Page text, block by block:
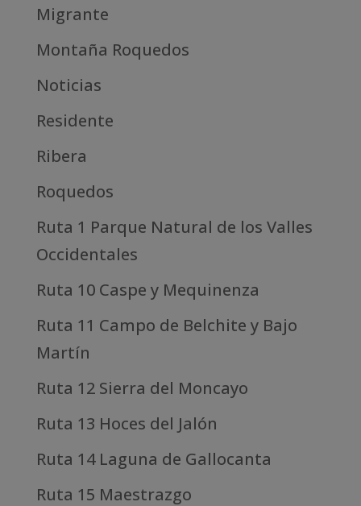
Migrante
Montaña Roquedos
Noticias
Residente
Ribera
Roquedos
Ruta 1 Parque Natural de los Valles
Occidentales
Ruta 10 Caspe y Mequinenza
Ruta 11 Campo de Belchite y Bajo
Martín
Ruta 12 Sierra del Moncayo
Ruta 13 Hoces del Jalón
Ruta 14 Laguna de Gallocanta
Ruta 15 Maestrazgo